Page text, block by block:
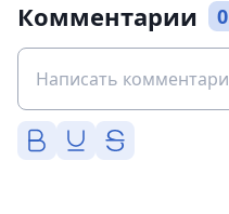
Комментарии 0